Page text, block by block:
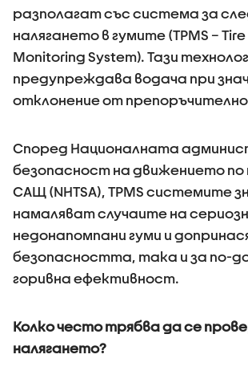
разполагат със система за
налягането в гумите (TPMS – Tire
Monitoring System). Тази
предупреждава водача при
отклонение от
Според Националната
безопасност на движението
САЩ (NHTSA), TPMS системите
намаляват случаите на
недонапомпани гуми и
безопасността, така и за по-
горивна ефективност.
Колко често трябва да се
налягането?